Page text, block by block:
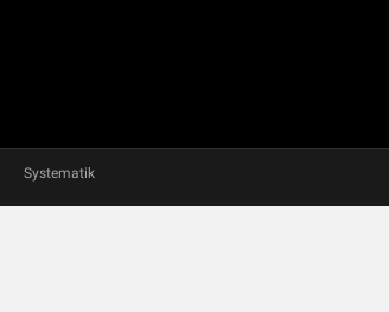
Systematik